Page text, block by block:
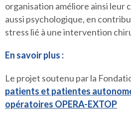
organisation améliore ainsi leur
aussi psychologique, en
stress lié à une intervention
En savoir plus :
Le projet soutenu par la
patients et patientes
opératoires OPERA-EXTOP